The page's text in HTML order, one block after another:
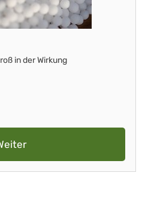
in der Wirkung